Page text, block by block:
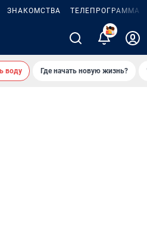
ЗНАКОМСТВА ТЕЛЕПРОГРАММА
2
воду Где начать новую жизнь?